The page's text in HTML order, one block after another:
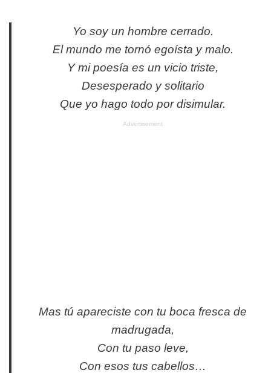
Yo soy un hombre cerrado.
El mundo me tornó egoísta y malo.
Y mi poesía es un vicio triste,
Desesperado y solitario
Que yo hago todo por disimular.
Advertisement
Mas tú apareciste con tu boca fresca de
madrugada,
Con tu paso leve,
Con esos tus cabellos…